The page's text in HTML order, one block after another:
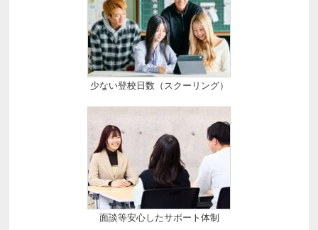
少ない登校日数（スクーリング）
面談等安心したサポート体制